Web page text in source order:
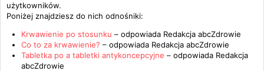
użytkowników.
Poniżej znajdziesz do nich odnośniki:
Krwawienie po stosunku – odpowiada Redakcja abcZdrowie
Co to za krwawienie? – odpowiada Redakcja abcZdrowie
Tabletka po a tabletki antykoncepcyjne – odpowiada Redakcja
abcZdrowie